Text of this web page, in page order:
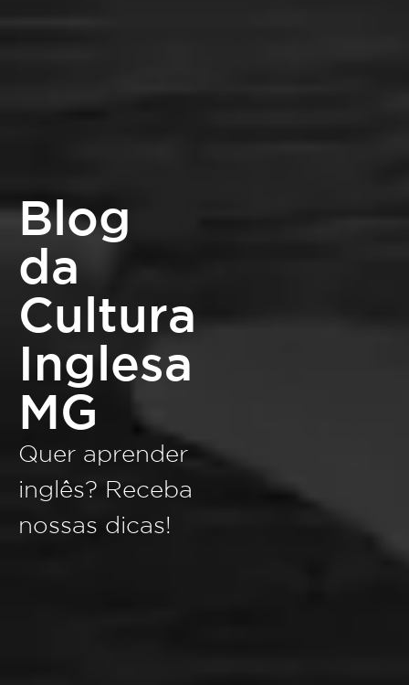
Blog
da
Cultura
Inglesa
MG
Quer aprender
inglês? Receba
nossas dicas!